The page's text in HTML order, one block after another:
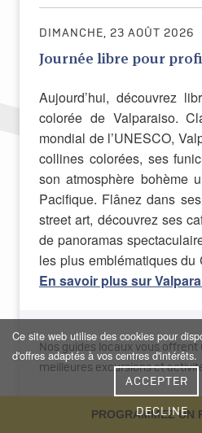
Ce site web utilise des cookies pour
d'offres adaptés à vos centres d'intérêts.
DECLINE
ACCEPTER
PROGRAMMEZ UN
DIMANCHE, 23 AOÛT 2026
Journée libre pour
Aujourd’hui, découvrez
colorée de Valparaiso.
mondial de l’UNESCO,
collines colorées, ses
son atmosphère bohème
Pacifique. Flânez dans
street art, découvrez ses
de panoramas
les plus emblématiques du
En savoir plus sur
Nos guides locaux vous
meilleures excursions et